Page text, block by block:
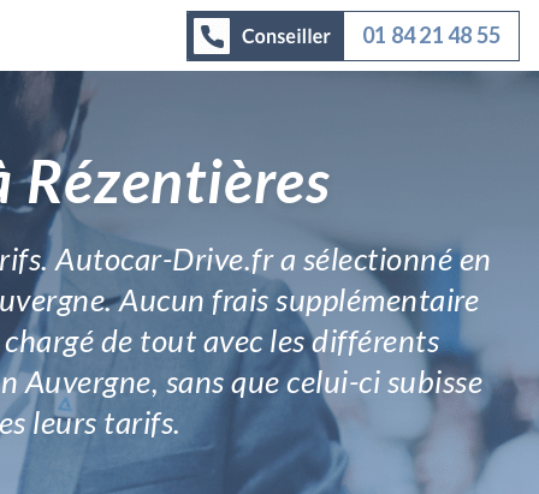
01 84 21 48 55
Autocar-Drive.fr a sélectionné en
Aucun frais supplémentaire
de tout avec les différents
Auvergne, sans que celui-ci subisse
leurs tarifs.